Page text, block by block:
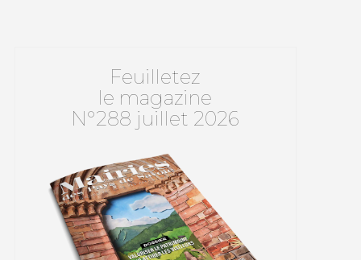
Feuilletez
le magazine
N°288 juillet 2026